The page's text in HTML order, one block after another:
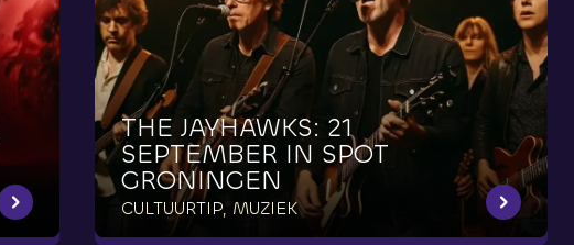
THE JAYHAWKS: 21
SEPTEMBER IN SPOT
GRONINGEN
CULTUURTIP, MUZIEK